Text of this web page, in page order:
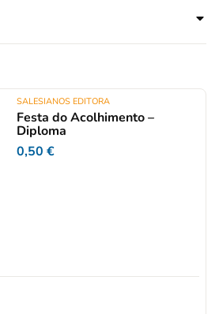
SALESIANOS EDITORA
Festa do Acolhimento –
Diploma
0,50€